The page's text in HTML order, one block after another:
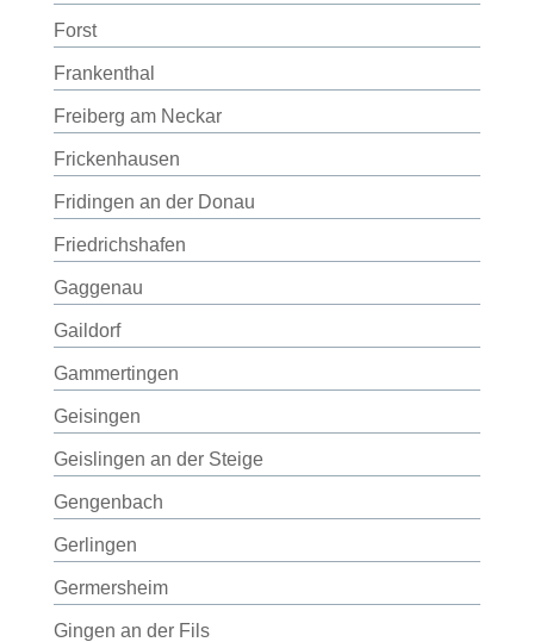
Forst
Frankenthal
Freiberg am Neckar
Frickenhausen
Fridingen an der Donau
Friedrichshafen
Gaggenau
Gaildorf
Gammertingen
Geisingen
Geislingen an der Steige
Gengenbach
Gerlingen
Germersheim
Gingen an der Fils